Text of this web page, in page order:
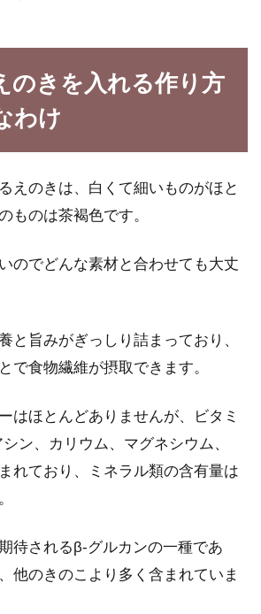
んでいる...
なら白ワインがオススメ！
沢山います。長く日本を離れていると、慣れ親
家庭で作るカレー。間違いなく美味
カレーを作る時の材料の量はどのくらいです
嫌いにより特定...
電子レンジでもご飯からおいしいお
のきを入れる作り方
わけ
えのきは、白くて細いものがほと
ものは茶褐色です。
のでどんな素材と合わせても大丈
と旨みがぎっしり詰まっており、
で食物繊維が摂取できます。
はほとんどありませんが、ビタミ
ン、カリウム、マグネシウム、
れており、ミネラル類の含有量は
待されるβ‐グルカンの一種であ
他のきのこより多く含まれていま